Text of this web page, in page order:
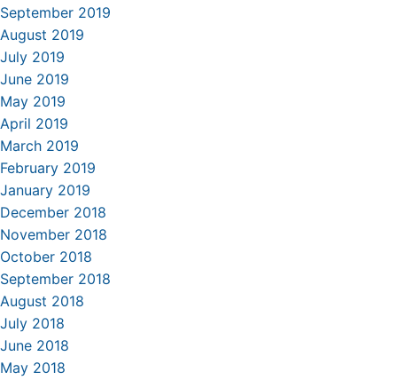
September 2019
August 2019
July 2019
June 2019
May 2019
April 2019
March 2019
February 2019
January 2019
December 2018
November 2018
October 2018
September 2018
August 2018
July 2018
June 2018
May 2018